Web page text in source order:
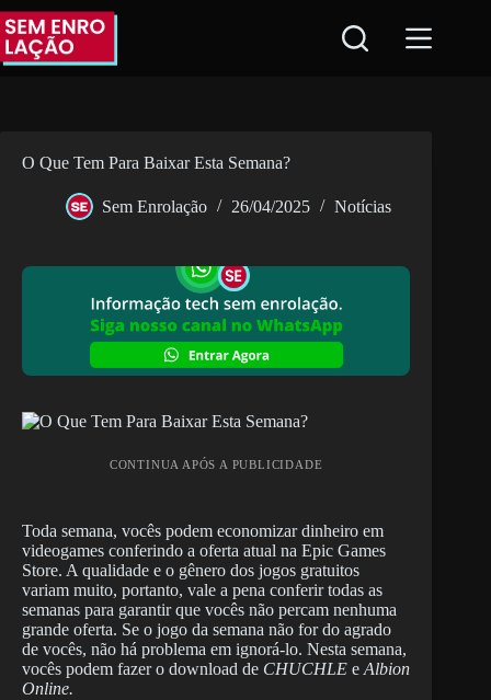
Pular
para
conteúdo
O Que Tem Para Baixar Esta Semana?
Sem Enrolação 26/04/2025 Notícias
CONTINUA APÓS A PUBLICIDADE
Toda semana, vocês podem economizar dinheiro em
videogames conferindo a oferta atual na Epic Games
Store. A qualidade e o gênero dos jogos gratuitos
variam muito, portanto, vale a pena conferir todas as
semanas para garantir que vocês não percam nenhuma
grande oferta. Se o jogo da semana não for do agrado
de vocês, não há problema em ignorá-lo. Nesta semana,
vocês podem fazer o download de CHUCHLE e Albion
Online.